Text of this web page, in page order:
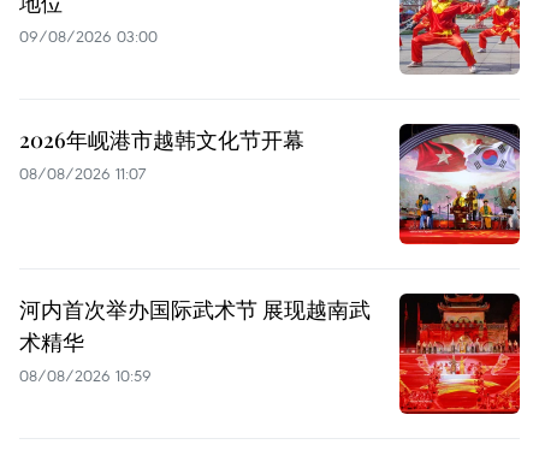
09/08/2026 03:00
2026年岘港市越韩文化节开幕
08/08/2026 11:07
河内首次举办国际武术节 展现越南武
术精华
08/08/2026 10:59